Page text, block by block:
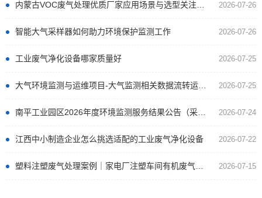
2026-07-26
智能大气采样器如何助力环境保护监测工作 2026-07-26
工业废气净化设备哪家质量好 2026-07-25
2026-07-25
2026-07-24
江西中小制造企业怎么挑选适配的工业废气净化设备 2026-07-22
2026-07-15